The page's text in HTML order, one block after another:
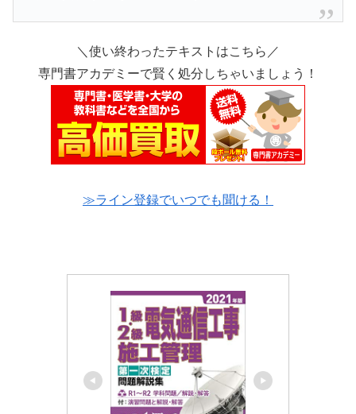
＼使い終わったテキストはこちら／
専門書アカデミーで賢く処分しちゃいましょう！
≫ライン登録でいつでも聞ける！